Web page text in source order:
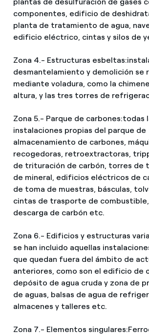
componentes, edificio de
planta de tratamiento de agua,
edificio eléctrico, cintas y silos de
Zona 4.- Estructuras esbeltas:
desmantelamiento y demolición se
mediante voladura, como la
altura, y las tres torres de
Zona 5.- Parque de carbones:todas
instalaciones propias del parque de
almacenamiento de carbones,
recogedoras, retroextractoras,
de trituración de carbón, torres de
de mineral, edificios eléctricos de
de toma de muestras, básculas,
cintas de trasporte de combustible,
descarga de carbón etc.
Zona 6.- Edificios y estructuras
se han incluido aquellas
que quedan fuera del ámbito de
anteriores, como son el edificio de
depósito de agua cruda y zona de
de aguas, balsas de agua de
almacenes y talleres etc.
Zona 7.- Elementos singulares: